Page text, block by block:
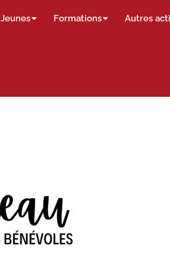
Jeunes Formations Autres